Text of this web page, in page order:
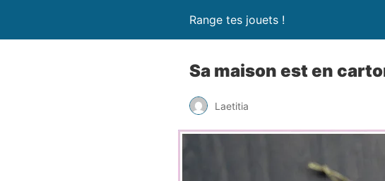
Range tes jouets !
Sa maison est en
Laetitia